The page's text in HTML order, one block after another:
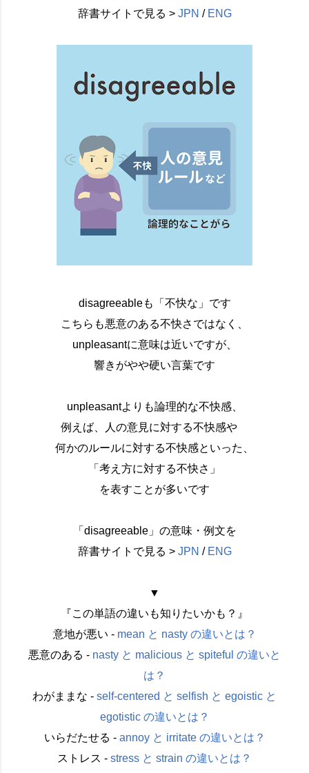
辞書サイトで見る > JPN / ENG
disagreeableも「不快な」です
こちらも悪意のある不快さではなく、
unpleasantに意味は近いですが、
響きがやや硬い言葉です
unpleasantよりも論理的な不快感、
例えば、人の意見に対する不快感や
何かのルールに対する不快感といった、
「考え方に対する不快さ」
を表すことが多いです
「disagreeable」の意味・例文を
辞書サイトで見る > JPN / ENG
▼
『この単語の違いも知りたいかも？』
意地が悪い - mean と nasty の違いとは？
悪意のある - nasty と malicious と spiteful の違いと
は？
わがままな - self-centered と selfish と egoistic と
egotistic の違いとは？
いらだたせる - annoy と irritate の違いとは？
ストレス - stress と strain の違いとは？